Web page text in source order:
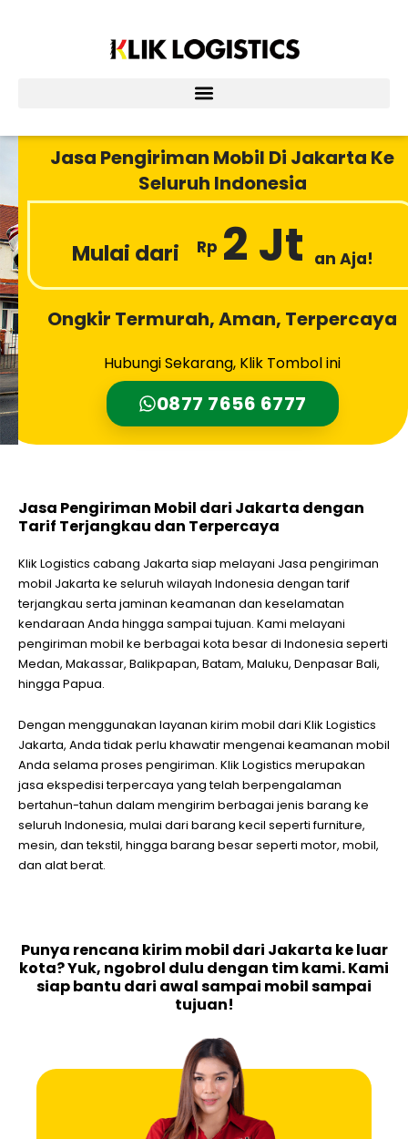
Jasa Pengiriman Mobil Di Jakarta Ke
Seluruh Indonesia
Mulai dari Rp 2 Jt an Aja!
Ongkir Termurah, Aman, Terpercaya
Hubungi Sekarang, Klik Tombol ini
0877 7656 6777
Jasa Pengiriman Mobil dari Jakarta dengan
Tarif Terjangkau dan Terpercaya
Klik Logistics cabang Jakarta siap melayani Jasa pengiriman
mobil Jakarta ke seluruh wilayah Indonesia dengan tarif
terjangkau serta jaminan keamanan dan keselamatan
kendaraan Anda hingga sampai tujuan. Kami melayani
pengiriman mobil ke berbagai kota besar di Indonesia seperti
Medan, Makassar, Balikpapan, Batam, Maluku, Denpasar Bali,
hingga Papua.
Dengan menggunakan layanan kirim mobil dari Klik Logistics
Jakarta, Anda tidak perlu khawatir mengenai keamanan mobil
Anda selama proses pengiriman. Klik Logistics merupakan
jasa ekspedisi terpercaya yang telah berpengalaman
bertahun-tahun dalam mengirim berbagai jenis barang ke
seluruh Indonesia, mulai dari barang kecil seperti furniture,
mesin, dan tekstil, hingga barang besar seperti motor, mobil,
dan alat berat.
Punya rencana kirim mobil dari Jakarta ke luar
kota? Yuk, ngobrol dulu dengan tim kami. Kami
siap bantu dari awal sampai mobil sampai
tujuan!